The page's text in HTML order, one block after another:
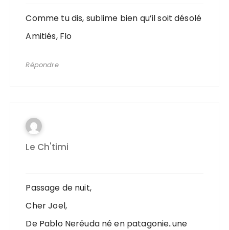
Comme tu dis, sublime bien qu’il soit désolé
Amitiés, Flo
Répondre
Le Ch'timi
Passage de nuit,
Cher Joel,
De Pablo Neréuda né en patagonie..une